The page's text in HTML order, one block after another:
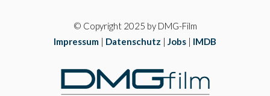
© Copyright 2025 by DMG-Film
Impressum
Datenschutz Jobs IMDB